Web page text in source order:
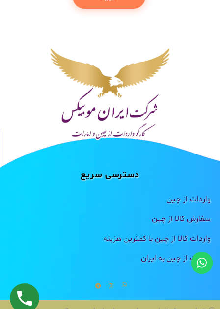
دسترسی سریع
واردات از چین
سفارش کالا از چین
واردات کالا از چین با کمترین هزینه
واردات از چین به ایران